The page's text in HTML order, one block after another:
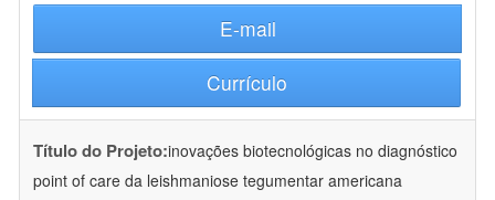
E-mail
Currículo
Título do Projeto:inovações biotecnológicas no diagnóstico
point of care da leishmaniose tegumentar americana